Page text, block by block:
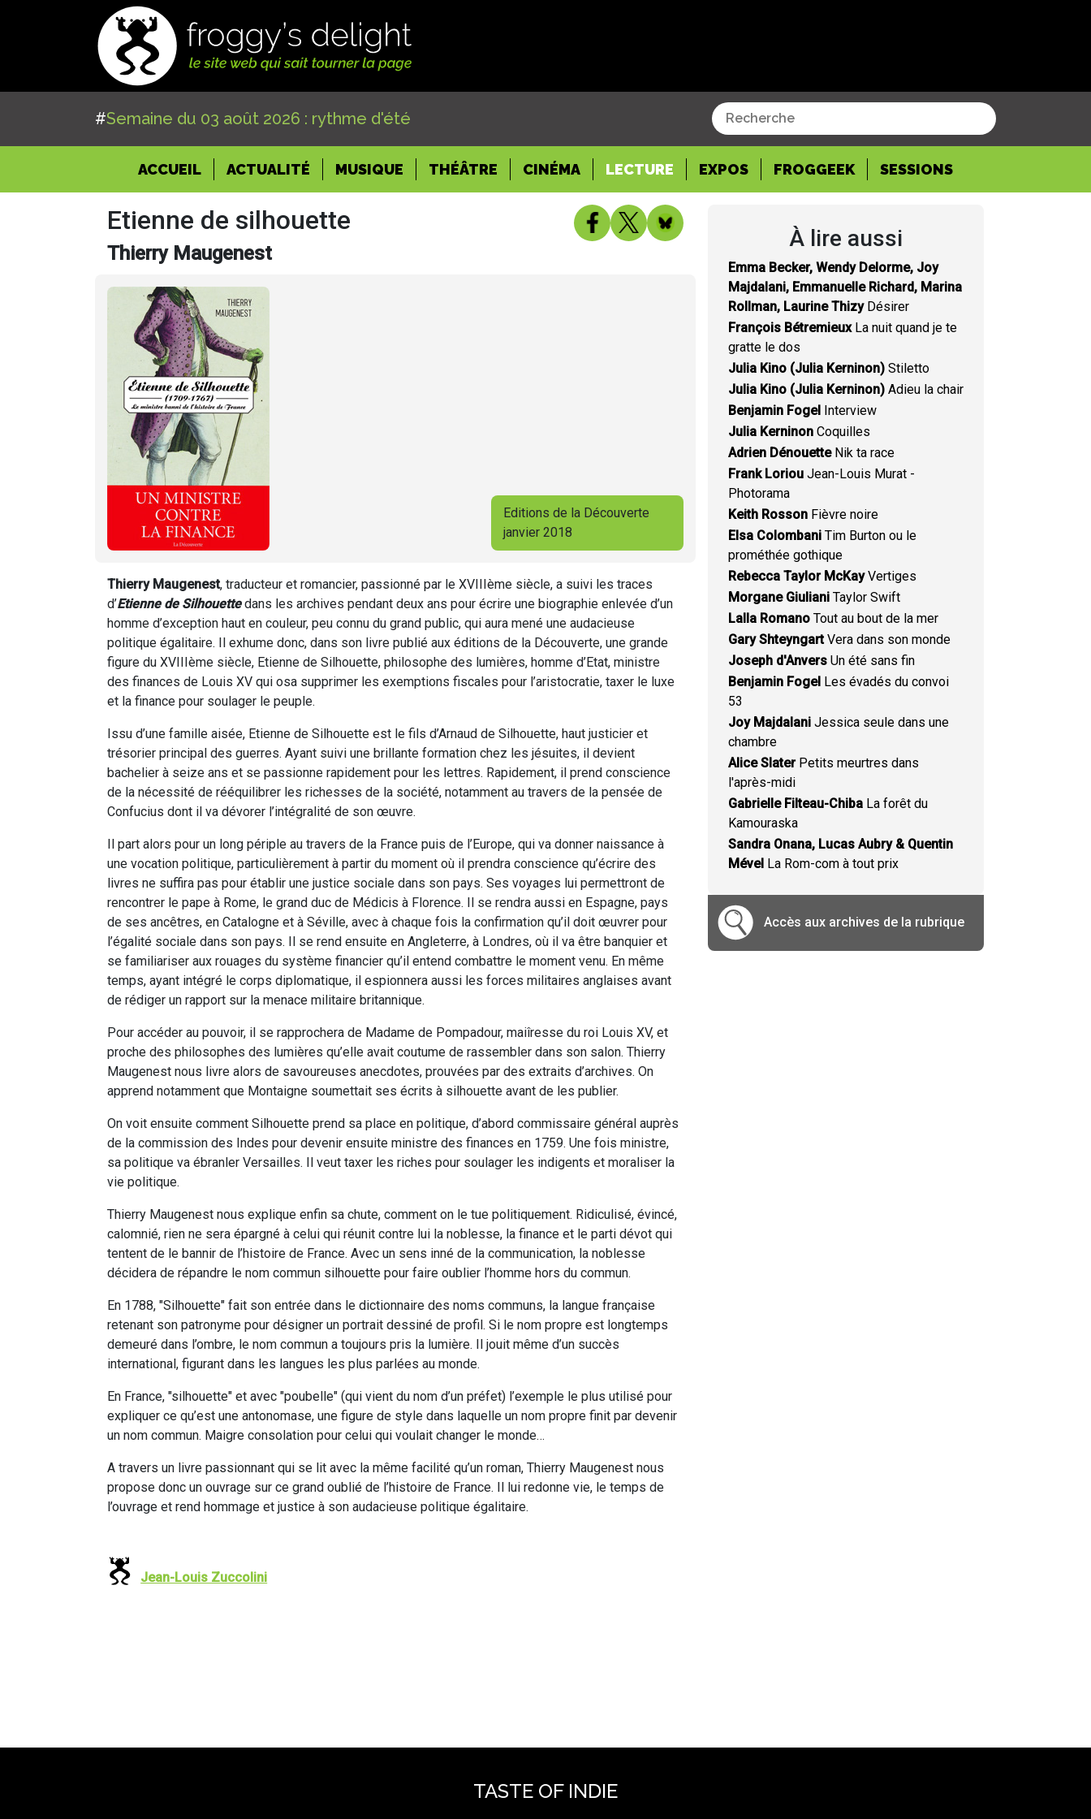
#Semaine du 03 août 2026 : rythme d'été
ACCUEIL(CURRENT)
ACTUALITÉ MUSIQUE THÉÂTRE CINÉMA LECTURE EXPOS FROGGEEK SESSIONS
Etienne de silhouette
Thierry Maugenest
Editions de la Découverte
janvier 2018
Thierry Maugenest, traducteur et romancier, passionné par le XVIIIème siècle, a suivi les traces
d’Etienne de Silhouettedans les archives pendant deux ans pour écrire une biographie enlevée d’un
homme d’exception haut en couleur, peu connu du grand public, qui aura mené une audacieuse
politique égalitaire. Il exhume donc, dans son livre publié aux éditions de la Découverte, une grande
figure du XVIIIème siècle, Etienne de Silhouette, philosophe des lumières, homme d’Etat, ministre
des finances de Louis XV qui osa supprimer les exemptions fiscales pour l’aristocratie, taxer le luxe
et la finance pour soulager le peuple.
Issu d’une famille aisée, Etienne de Silhouette est le fils d’Arnaud de Silhouette, haut justicier et
trésorier principal des guerres. Ayant suivi une brillante formation chez les jésuites, il devient
bachelier à seize ans et se passionne rapidement pour les lettres. Rapidement, il prend conscience
de la nécessité de rééquilibrer les richesses de la société, notamment au travers de la pensée de
Confucius dont il va dévorer l’intégralité de son œuvre.
Il part alors pour un long périple au travers de la France puis de l’Europe, qui va donner naissance à
une vocation politique, particulièrement à partir du moment où il prendra conscience qu’écrire des
livres ne suffira pas pour établir une justice sociale dans son pays. Ses voyages lui permettront de
rencontrer le pape à Rome, le grand duc de Médicis à Florence. Il se rendra aussi en Espagne, pays
de ses ancêtres, en Catalogne et à Séville, avec à chaque fois la confirmation qu’il doit œuvrer pour
l’égalité sociale dans son pays. Il se rend ensuite en Angleterre, à Londres, où il va être banquier et
se familiariser aux rouages du système financier qu’il entend combattre le moment venu. En même
temps, ayant intégré le corps diplomatique, il espionnera aussi les forces militaires anglaises avant
de rédiger un rapport sur la menace militaire britannique.
Pour accéder au pouvoir, il se rapprochera de Madame de Pompadour, maiîresse du roi Louis XV, et
proche des philosophes des lumières qu’elle avait coutume de rassembler dans son salon. Thierry
Maugenest nous livre alors de savoureuses anecdotes, prouvées par des extraits d’archives. On
apprend notamment que Montaigne soumettait ses écrits à silhouette avant de les publier.
On voit ensuite comment Silhouette prend sa place en politique, d’abord commissaire général auprès
de la commission des Indes pour devenir ensuite ministre des finances en 1759. Une fois ministre,
sa politique va ébranler Versailles. Il veut taxer les riches pour soulager les indigents et moraliser la
vie politique.
Thierry Maugenest nous explique enfin sa chute, comment on le tue politiquement. Ridiculisé, évincé,
calomnié, rien ne sera épargné à celui qui réunit contre lui la noblesse, la finance et le parti dévot qui
tentent de le bannir de l’histoire de France. Avec un sens inné de la communication, la noblesse
décidera de répandre le nom commun silhouette pour faire oublier l’homme hors du commun.
En 1788, "Silhouette" fait son entrée dans le dictionnaire des noms communs, la langue française
retenant son patronyme pour désigner un portrait dessiné de profil. Si le nom propre est longtemps
demeuré dans l’ombre, le nom commun a toujours pris la lumière. Il jouit même d’un succès
international, figurant dans les langues les plus parlées au monde.
En France, "silhouette" et avec "poubelle" (qui vient du nom d’un préfet) l’exemple le plus utilisé pour
expliquer ce qu’est une antonomase, une figure de style dans laquelle un nom propre finit par devenir
un nom commun. Maigre consolation pour celui qui voulait changer le monde…
A travers un livre passionnant qui se lit avec la même facilité qu’un roman, Thierry Maugenest nous
propose donc un ouvrage sur ce grand oublié de l’histoire de France. Il lui redonne vie, le temps de
l’ouvrage et rend hommage et justice à son audacieuse politique égalitaire.
Jean-Louis Zuccolini
À lire aussi
Emma Becker, Wendy Delorme, Joy
Majdalani, Emmanuelle Richard, Marina
Rollman, Laurine ThizyDésirer
François BétremieuxLa nuit quand je te
gratte le dos
Julia Kino (Julia Kerninon) Stiletto
Julia Kino (Julia Kerninon) Adieu la chair
Benjamin Fogel Interview
Julia Kerninon Coquilles
Adrien DénouetteNik ta race
Frank Loriou Jean-Louis Murat -
Photorama
Keith Rosson Fièvre noire
Elsa Colombani Tim Burton ou le
prométhée gothique
Rebecca Taylor McKayVertiges
Morgane Giuliani Taylor Swift
Lalla Romano Tout au bout de la mer
Gary ShteyngartVera dans son monde
Joseph d'Anvers Un été sans fin
Benjamin Fogel Les évadés du convoi
53
Joy Majdalani Jessica seule dans une
chambre
Alice SlaterPetits meurtres dans
l'après-midi
Gabrielle Filteau-Chiba La forêt du
Kamouraska
Sandra Onana, Lucas Aubry & Quentin
Mével La Rom-com à tout prix
Accès aux archives de la rubrique
TASTE OF INDIE